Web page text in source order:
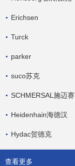
Erichsen
Turck
parker
suco苏克
SCHMERSAL施迈赛
Heidenhain海德汉
Hydac贺德克
查看更多